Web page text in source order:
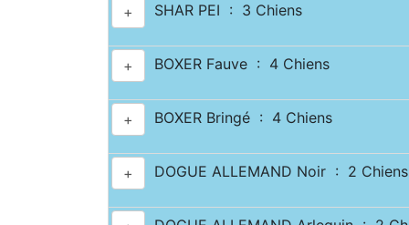
+ SHAR PEI : 3 Chiens
+ BOXER Fauve : 4 Chiens
+ BOXER Bringé : 4 Chiens
+ DOGUE ALLEMAND Noir : 2 Chiens